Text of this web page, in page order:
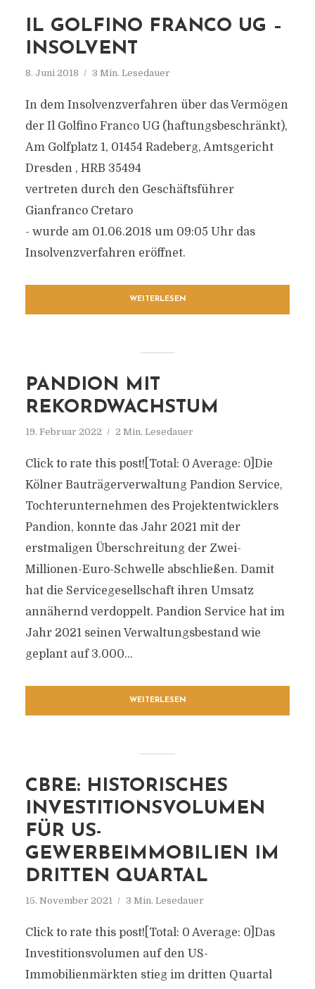
IL GOLFINO FRANCO UG –
INSOLVENT
8. Juni 2018 3 Min. Lesedauer
In dem Insolvenzverfahren über das Vermögen
der Il Golfino Franco UG (haftungsbeschränkt),
Am Golfplatz 1, 01454 Radeberg, Amtsgericht
Dresden , HRB 35494
vertreten durch den Geschäftsführer
Gianfranco Cretaro
- wurde am 01.06.2018 um 09:05 Uhr das
Insolvenzverfahren eröffnet.
WEITERLESEN
PANDION MIT
REKORDWACHSTUM
19. Februar 2022 2 Min. Lesedauer
Click to rate this post![Total: 0 Average: 0]Die
Kölner Bauträgerverwaltung Pandion Service,
Tochterunternehmen des Projektentwicklers
Pandion, konnte das Jahr 2021 mit der
erstmaligen Überschreitung der Zwei-
Millionen-Euro-Schwelle abschließen. Damit
hat die Servicegesellschaft ihren Umsatz
annähernd verdoppelt. Pandion Service hat im
Jahr 2021 seinen Verwaltungsbestand wie
geplant auf 3.000...
WEITERLESEN
CBRE: HISTORISCHES
INVESTITIONSVOLUMEN
FÜR US-
GEWERBEIMMOBILIEN IM
DRITTEN QUARTAL
15. November 2021 3 Min. Lesedauer
Click to rate this post![Total: 0 Average: 0]Das
Investitionsvolumen auf den US-
Immobilienmärkten stieg im dritten Quartal